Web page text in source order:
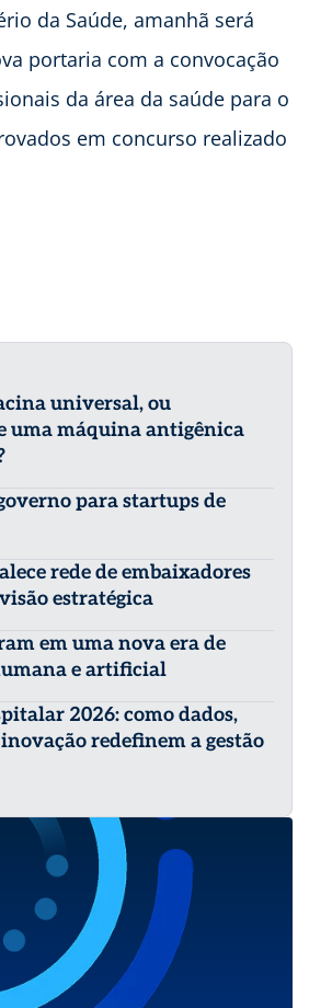
da Saúde, amanhã será
portaria com a convocação
da área da saúde para o
em concurso realizado
universal, ou
uma máquina antigênica
para startups de
rede de embaixadores
estratégica
em uma nova era de
e artificial
2026: como dados,
redefinem a gestão